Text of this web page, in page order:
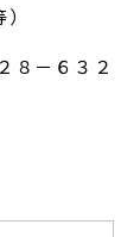
８－６３２